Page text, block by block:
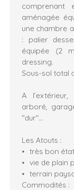
comprenant
aménagée
une chambre
: palier
équipée (2
dressing.
Sous-sol total
A
arboré,
"dur"...
Les Atouts :
très bon
vie de plain
terrain
Commodités :